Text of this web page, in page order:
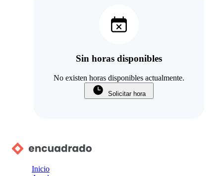
Sin horas disponibles
No existen horas disponibles actualmente.
Solicitar hora
Inicio